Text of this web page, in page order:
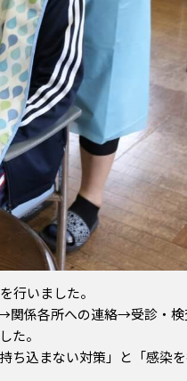
行いました。
関係各所への連絡→受診・
た。
ち込まない対策」と「感染